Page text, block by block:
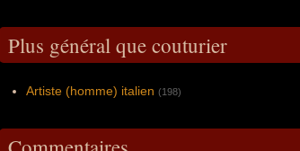
Plus général que couturier
Artiste (homme) italien (198)